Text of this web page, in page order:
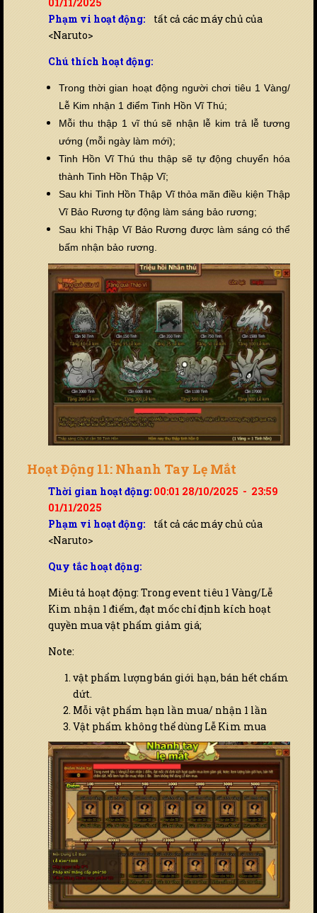
Phạm vi hoạt động: tất cả các máy chủ của
<Naruto>
Chú thích hoạt động:
Trong thời gian hoạt động người chơi tiêu 1 Vàng/
Lễ Kim nhận 1 điểm Tinh Hồn Vĩ Thú;
Mỗi thu thập 1 vĩ thú sẽ nhận lễ kim trả lễ tương
ướng (mỗi ngày làm mới);
Tinh Hồn Vĩ Thú thu thập sẽ tự động chuyển hóa
thành Tinh Hồn Thập Vĩ;
Sau khi Tinh Hồn Thập Vĩ thỏa mãn điều kiện Thập
Vĩ Bảo Rương tự động làm sáng bảo rương;
Sau khi Thập Vĩ Bảo Rương được làm sáng có thể
bấm nhận bảo rương.
Hoạt Động 11: Nhanh Tay Lẹ Mắt
Thời gian hoạt động: 00:01 28/10/2025 - 23:59
01/11/2025
Phạm vi hoạt động: tất cả các máy chủ của
<Naruto>
Quy tắc hoạt động:
Miêu tả hoạt động: Trong event tiêu 1 Vàng/Lễ
Kim nhận 1 điểm, đạt mốc chỉ định kích hoạt
quyền mua vật phẩm giảm giá;
Note:
vật phẩm lượng bán giới hạn, bán hết chấm
dứt.
Mỗi vật phẩm hạn lần mua/ nhận 1 lần
Vật phẩm không thể dùng Lễ Kim mua